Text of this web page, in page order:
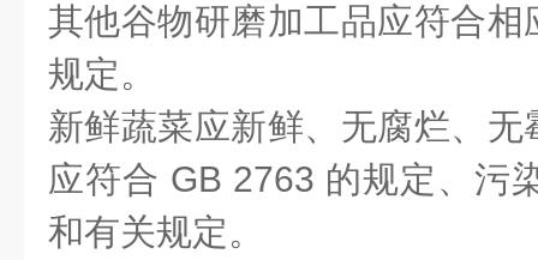
其他谷物研磨加工品应符合
规定。
新鲜蔬菜应新鲜、无腐烂、
应符合 GB 2763 的规定、污
和有关规定。